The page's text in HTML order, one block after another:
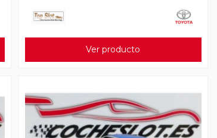
Ver producto